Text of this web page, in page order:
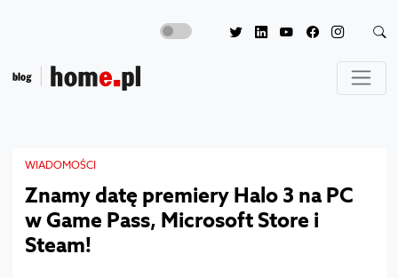
WIADOMOŚCI
Znamy datę premiery Halo 3 na PC
w Game Pass, Microsoft Store i
Steam!